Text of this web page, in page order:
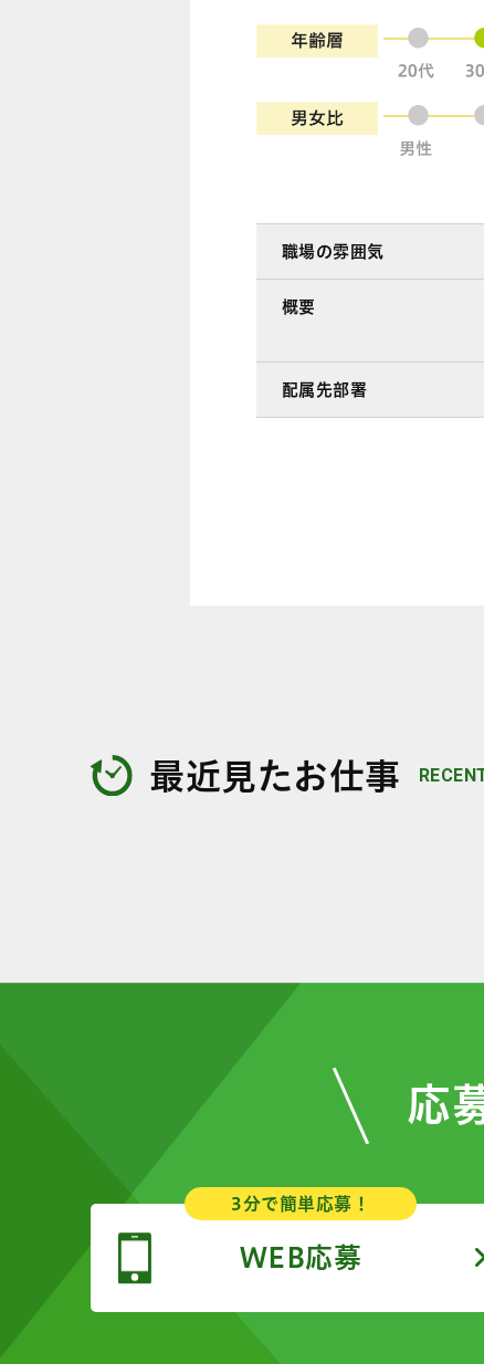
●
●
職場の雰囲気
概要
配属先部署
最近見たお仕事
応
3分で簡単応募！
WEB応募